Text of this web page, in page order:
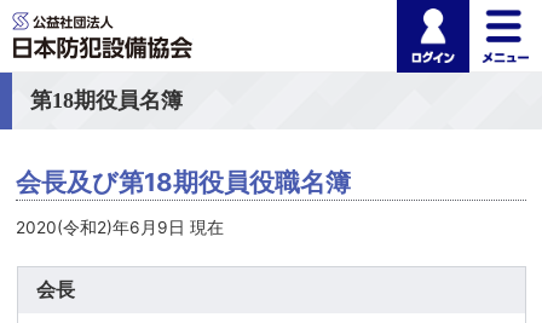
公益社団法人 日本
ログイ
第18期役員名簿
会長及び第18期役員役職名簿
2020(令和2)年6月9日 現在
会長